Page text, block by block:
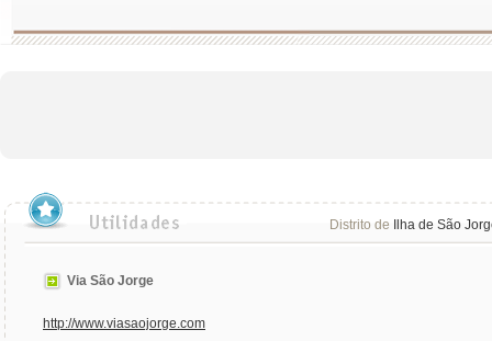
Distrito de Ilha de São
Via São Jorge
http://www.viasaojorge.com